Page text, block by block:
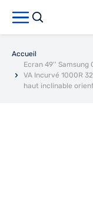
Accueil
Ecran 49'' Samsung
VA Incurvé 1000R
haut inclinable